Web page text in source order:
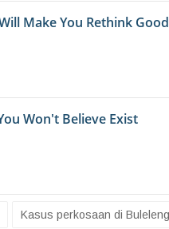
Kasus perkosaan di Buleleng